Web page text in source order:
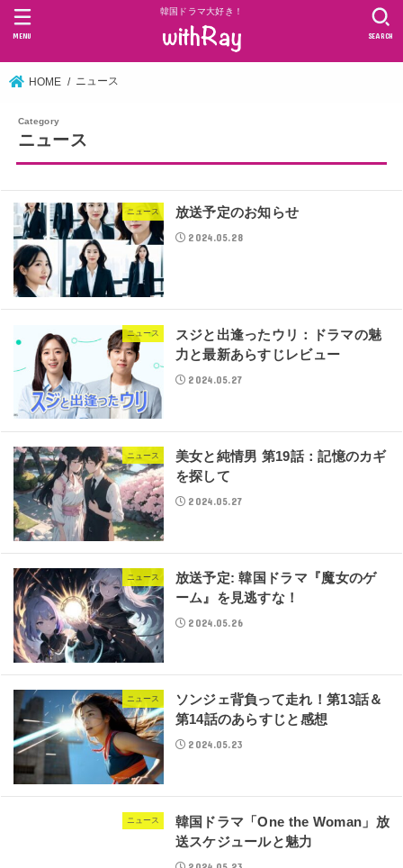
韓国ドラマ大好き！
SEARCH
MENU
HOME ニュース
ニュース
ニュース 放送予定のお知らせ
2024.05.28
ニュース
スジと出逢ったウリ：ドラマの魅
力と最新あらすじレビュー
2024.05.27
ニュース
美女と純情男 第19話：記憶のカギ
を探して
2024.05.27
ニュース
放送予定: 韓国ドラマ『魔女のゲ
ーム』を見逃すな！
2024.05.26
ニュース
ソンジェ背負って走れ！第13話＆
第14話のあらすじと感想
2024.05.23
ニュース
韓国ドラマ「One the Woman」放
送スケジュールと魅力